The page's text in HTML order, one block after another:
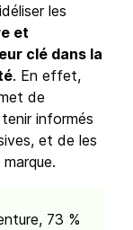
les
et
clé dans la
. En effet,
de
informés
et de les
73 %